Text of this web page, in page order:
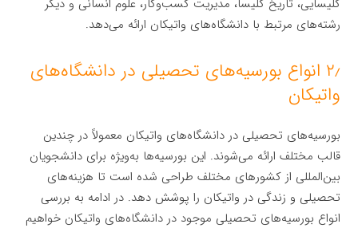
کلیسایی، تاریخ کلیسا، مدیریت کسب‌وکار، علوم انسانی و دیگر
رشته‌های مرتبط با دانشگاه‌های واتیکان ارائه می‌دهد.
۲٫ انواع بورسیه‌های تحصیلی در دانشگاه‌های
واتیکان
بورسیه‌های تحصیلی در دانشگاه‌های واتیکان معمولاً در چندین
قالب مختلف ارائه می‌شوند. این بورسیه‌ها به‌ویژه برای دانشجویان
بین‌المللی از کشورهای مختلف طراحی شده است تا هزینه‌های
تحصیلی و زندگی در واتیکان را پوشش دهد. در ادامه به بررسی
انواع بورسیه‌های تحصیلی موجود در دانشگاه‌های واتیکان خواهیم